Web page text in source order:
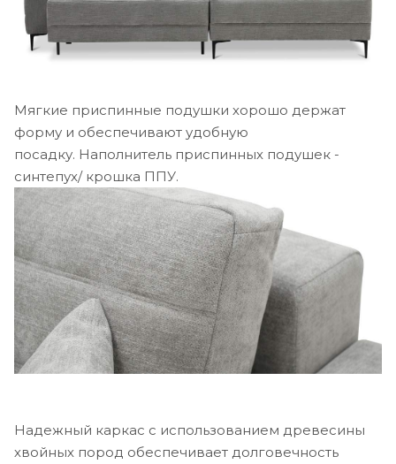
Мягкие приспинные подушки хорошо держат
форму и обеспечивают удобную
посадку. Наполнитель приспинных подушек -
синтепух/ крошка ППУ.
Надежный каркас с использованием древесины
хвойных пород обеспечивает долговечность